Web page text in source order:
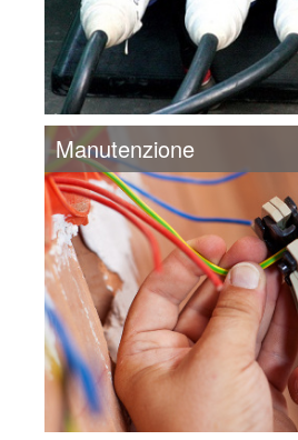
Manutenzione